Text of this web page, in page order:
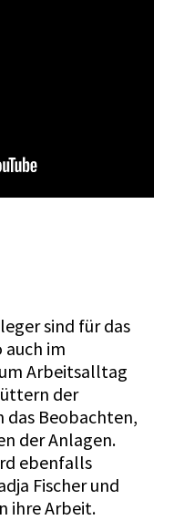
sind für das
auch im
Arbeitsalltag
der
das Beobachten,
der Anlagen.
ebenfalls
Fischer und
ihre Arbeit.